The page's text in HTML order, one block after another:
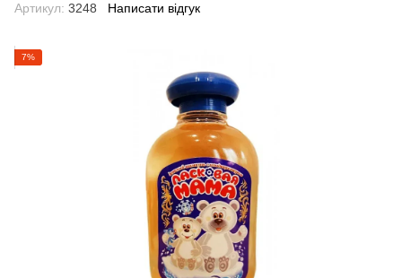
Артикул: 3248 Написати відгук
7%